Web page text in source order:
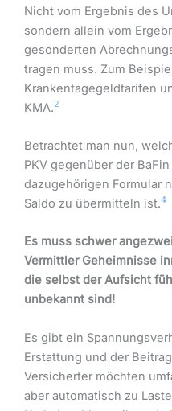
Nicht vom Ergebnis des
sondern allein vom
gesonderten
tragen muss. Zum
Krankentagegeldtarifen
KMA.2
Betrachtet man nun,
PKV gegenüber der
dazugehörigen Formular
Saldo zu übermitteln ist.4
Es muss schwer
Vermittler Geheimnisse
die selbst der Aufsicht
unbekannt sind!
Es gibt ein
Erstattung und der
Versicherter möchten
aber automatisch zu